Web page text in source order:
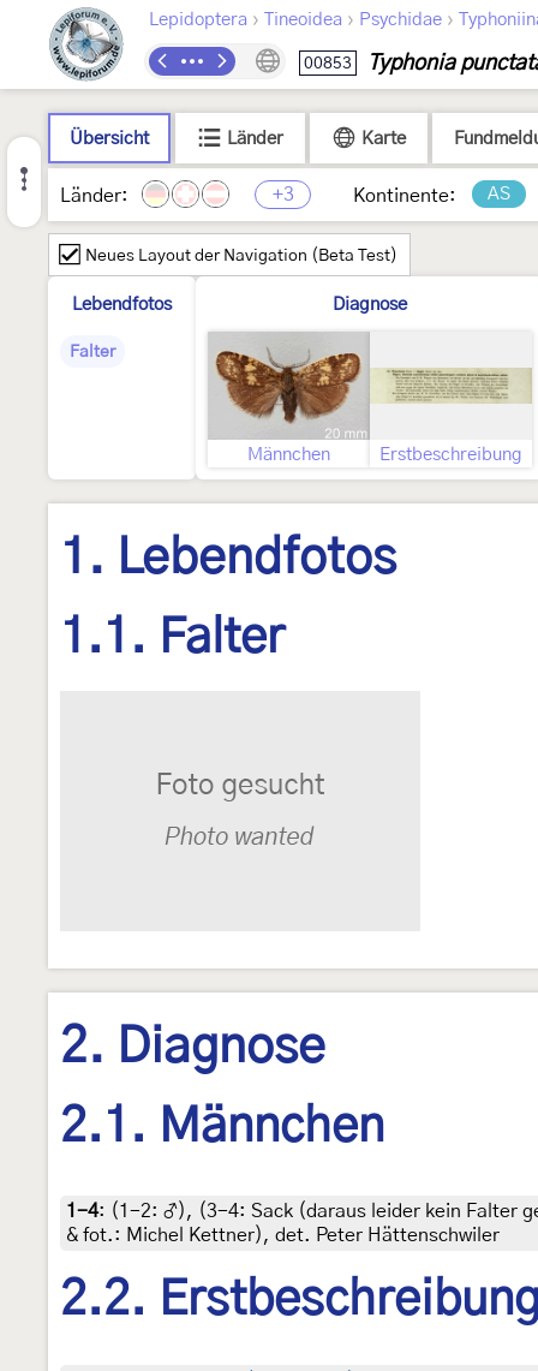
Lepidoptera › Tineoidea › Psychidae ›
00853 Typhonia
Übersicht Länder Karte
Länder: +3 Kontinente: AS
Neues Layout der Navigation (Beta Test)
Lebendfotos
Falter
Diagnose
Männchen Erstbeschreibung
1. Lebendfotos
1.1. Falter
2. Diagnose
2.1. Männchen
1-4: (1-2: ♂), (3-4: Sack (daraus leider kein Falter
& fot.: Michel Kettner), det. Peter Hättenschwiler
2.2.